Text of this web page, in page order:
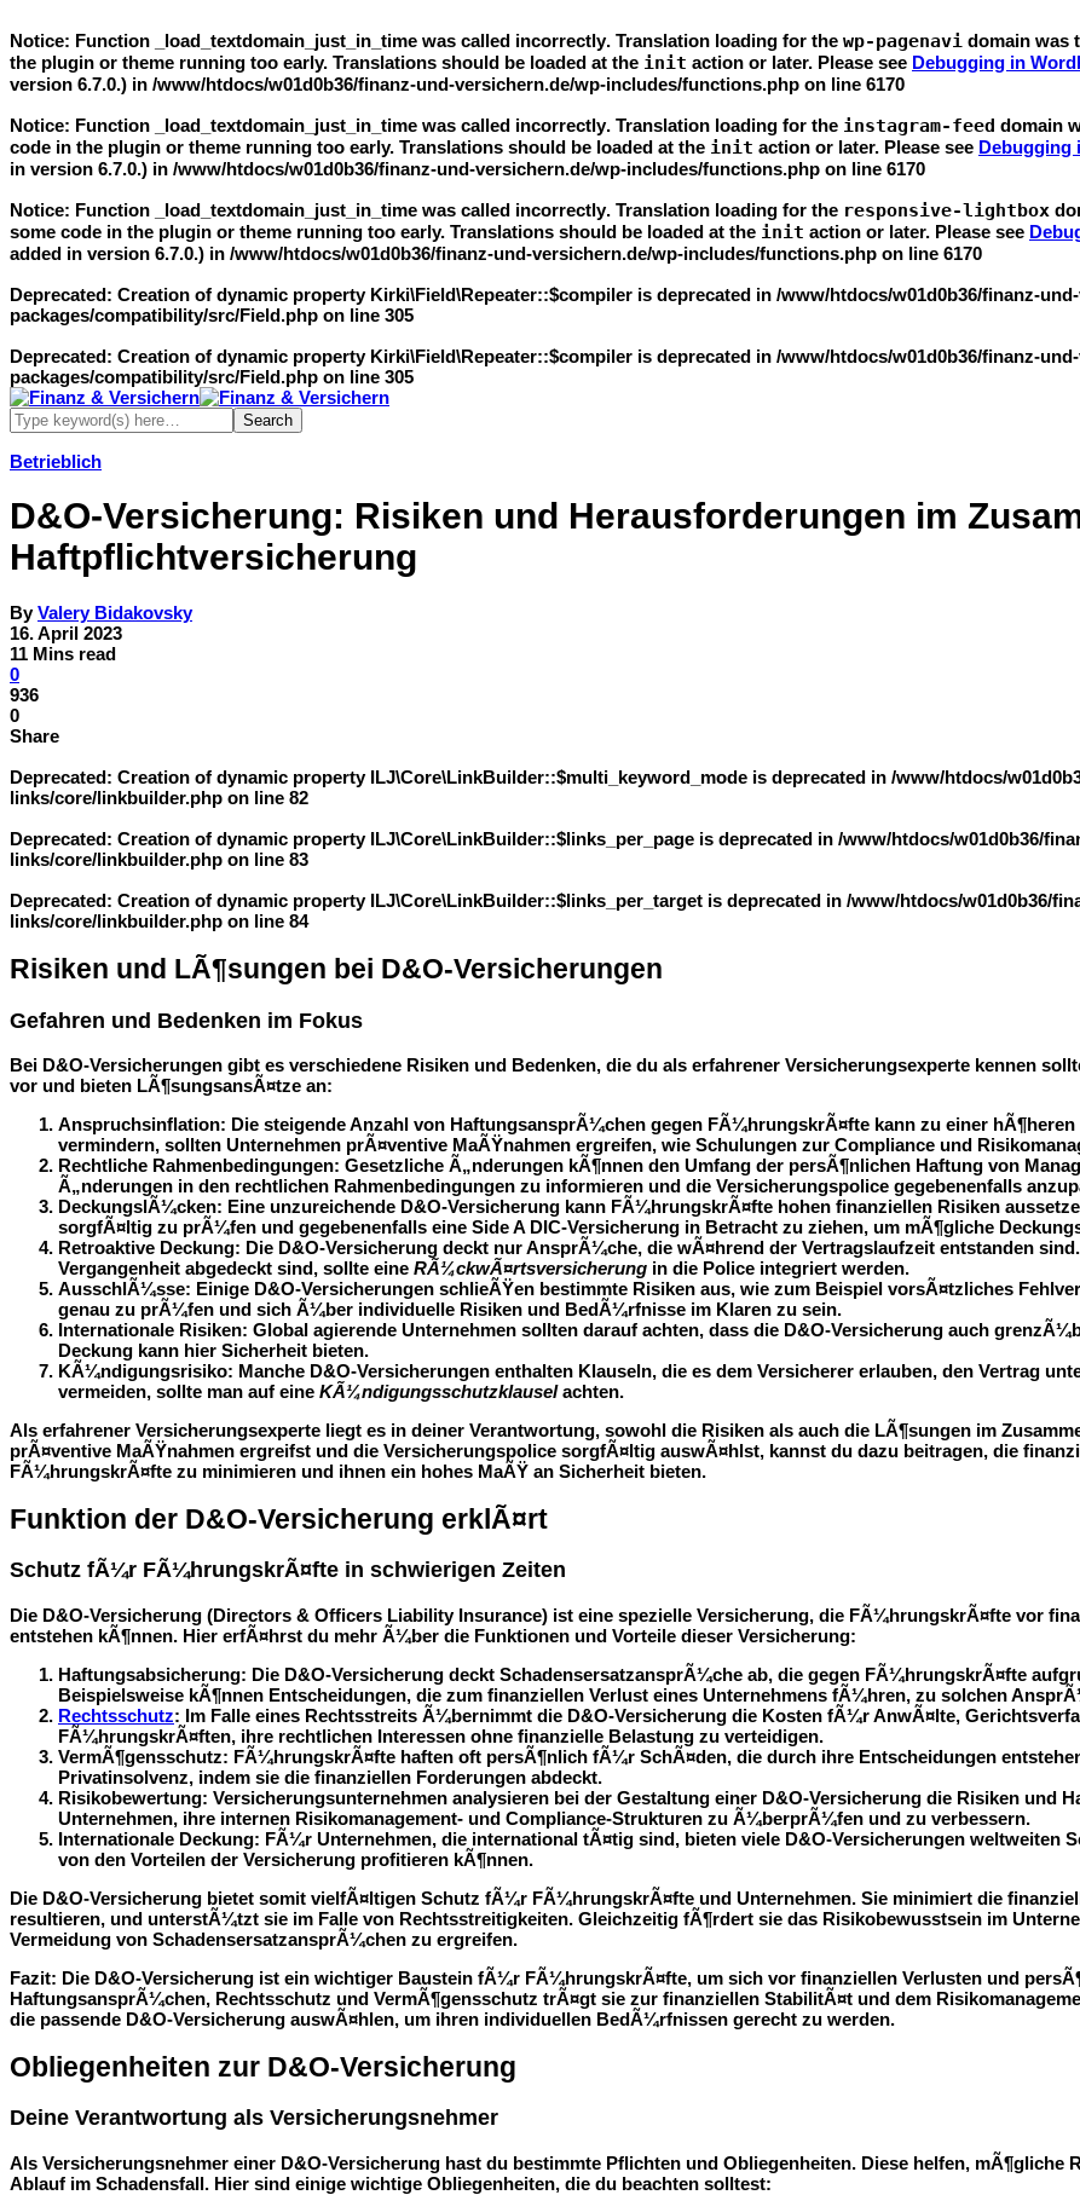
Notice: Function _load_textdomain_just_in_time was called incorrectly. Translation loading for the wp-pagenavi domain was
the plugin or theme running too early. Translations should be loaded at the init action or later. Please see Debugging in
version 6.7.0.) in /www/htdocs/w01d0b36/finanz-und-versichern.de/wp-includes/functions.php on line 6170
Notice: Function _load_textdomain_just_in_time was called incorrectly. Translation loading for the instagram-feed domain
code in the plugin or theme running too early. Translations should be loaded at the init action or later. Please see Debugging
in version 6.7.0.) in /www/htdocs/w01d0b36/finanz-und-versichern.de/wp-includes/functions.php on line 6170
Notice: Function _load_textdomain_just_in_time was called incorrectly. Translation loading for the responsive-lightbox
some code in the plugin or theme running too early. Translations should be loaded at the init action or later. Please see
added in version 6.7.0.) in /www/htdocs/w01d0b36/finanz-und-versichern.de/wp-includes/functions.php on line 6170
Deprecated: Creation of dynamic property Kirki\Field\Repeater::$compiler is deprecated in /www/htdocs/w01d0b36/finanz-
packages/compatibility/src/Field.php on line 305
Deprecated: Creation of dynamic property Kirki\Field\Repeater::$compiler is deprecated in /www/htdocs/w01d0b36/finanz-
packages/compatibility/src/Field.php on line 305
Betrieblich
D&O-Versicherung: Risiken und Herausforderungen im
Haftpflichtversicherung
ByValery Bidakovsky
16. April 2023
11 Mins read
0
936
0
Share
Deprecated: Creation of dynamic property ILJ\Core\LinkBuilder::$multi_keyword_mode is deprecated in /www/htdocs/
links/core/linkbuilder.php on line 82
Deprecated: Creation of dynamic property ILJ\Core\LinkBuilder::$links_per_page is deprecated in /www/htdocs/w01d0b36/
links/core/linkbuilder.php on line 83
Deprecated: Creation of dynamic property ILJ\Core\LinkBuilder::$links_per_target is deprecated in /www/htdocs/w01d0b36/
links/core/linkbuilder.php on line 84
Risiken und LÃ¶sungen bei D&O-Versicherungen
Gefahren und Bedenken im Fokus
Bei D&O-Versicherungen gibt es verschiedene Risiken und Bedenken, die du als erfahrener Versicherungsexperte kennen
vor und bieten LÃ¶sungsansÃ¤tze an:
Anspruchsinflation: Die steigende Anzahl von HaftungsansprÃ¼chen gegen FÃ¼hrungskrÃ¤fte kann zu einer
vermindern, sollten Unternehmen prÃ¤ventive MaÃŸnahmen ergreifen, wie Schulungen zur Compliance und
Rechtliche Rahmenbedingungen: Gesetzliche Ã„nderungen kÃ¶nnen den Umfang der persÃ¶nlichen Haftung von
Ã„nderungen in den rechtlichen Rahmenbedingungen zu informieren und die Versicherungspolice gegebenenfalls
DeckungslÃ¼cken: Eine unzureichende D&O-Versicherung kann FÃ¼hrungskrÃ¤fte hohen finanziellen Risiken
sorgfÃ¤ltig zu prÃ¼fen und gegebenenfalls eine Side A DIC-Versicherung in Betracht zu ziehen, um mÃ¶gliche
Retroaktive Deckung: Die D&O-Versicherung deckt nur AnsprÃ¼che, die wÃ¤hrend der Vertragslaufzeit entstanden
Vergangenheit abgedeckt sind, sollte eine RÃ¼ckwÃ¤rtsversicherung in die Police integriert werden.
AusschlÃ¼sse: Einige D&O-Versicherungen schlieÃŸen bestimmte Risiken aus, wie zum Beispiel vorsÃ¤tzliches
genau zu prÃ¼fen und sich Ã¼ber individuelle Risiken und BedÃ¼rfnisse im Klaren zu sein.
Internationale Risiken: Global agierende Unternehmen sollten darauf achten, dass die D&O-Versicherung auch
Deckung kann hier Sicherheit bieten.
KÃ¼ndigungsrisiko: Manche D&O-Versicherungen enthalten Klauseln, die es dem Versicherer erlauben, den Vertrag
vermeiden, sollte man auf eine KÃ¼ndigungsschutzklauselachten.
Als erfahrener Versicherungsexperte liegt es in deiner Verantwortung, sowohl die Risiken als auch die LÃ¶sungen im
prÃ¤ventive MaÃŸnahmen ergreifst und die Versicherungspolice sorgfÃ¤ltig auswÃ¤hlst, kannst du dazu beitragen, die
FÃ¼hrungskrÃ¤fte zu minimieren und ihnen ein hohes MaÃŸ an Sicherheit bieten.
Funktion der D&O-Versicherung erklÃ¤rt
Schutz fÃ¼r FÃ¼hrungskrÃ¤fte in schwierigen Zeiten
Die D&O-Versicherung (Directors & Officers Liability Insurance) ist eine spezielle Versicherung, die FÃ¼hrungskrÃ¤fte vor
entstehen kÃ¶nnen. Hier erfÃ¤hrst du mehr Ã¼ber die Funktionen und Vorteile dieser Versicherung:
Haftungsabsicherung: Die D&O-Versicherung deckt SchadensersatzansprÃ¼che ab, die gegen FÃ¼hrungskrÃ¤fte
Beispielsweise kÃ¶nnen Entscheidungen, die zum finanziellen Verlust eines Unternehmens fÃ¼hren, zu solchen
Rechtsschutz: Im Falle eines Rechtsstreits Ã¼bernimmt die D&O-Versicherung die Kosten fÃ¼r AnwÃ¤lte,
FÃ¼hrungskrÃ¤ften, ihre rechtlichen Interessen ohne finanzielle Belastung zu verteidigen.
VermÃ¶gensschutz: FÃ¼hrungskrÃ¤fte haften oft persÃ¶nlich fÃ¼r SchÃ¤den, die durch ihre Entscheidungen
Privatinsolvenz, indem sie die finanziellen Forderungen abdeckt.
Risikobewertung: Versicherungsunternehmen analysieren bei der Gestaltung einer D&O-Versicherung die Risiken und
Unternehmen, ihre internen Risikomanagement- und Compliance-Strukturen zu Ã¼berprÃ¼fen und zu verbessern.
Internationale Deckung: FÃ¼r Unternehmen, die international tÃ¤tig sind, bieten viele D&O-Versicherungen weltweiten
von den Vorteilen der Versicherung profitieren kÃ¶nnen.
Die D&O-Versicherung bietet somit vielfÃ¤ltigen Schutz fÃ¼r FÃ¼hrungskrÃ¤fte und Unternehmen. Sie minimiert die
resultieren, und unterstÃ¼tzt sie im Falle von Rechtsstreitigkeiten. Gleichzeitig fÃ¶rdert sie das Risikobewusstsein im
Vermeidung von SchadensersatzansprÃ¼chen zu ergreifen.
Fazit: Die D&O-Versicherung ist ein wichtiger Baustein fÃ¼r FÃ¼hrungskrÃ¤fte, um sich vor finanziellen Verlusten und
HaftungsansprÃ¼chen, Rechtsschutz und VermÃ¶gensschutz trÃ¤gt sie zur finanziellen StabilitÃ¤t und dem
die passende D&O-Versicherung auswÃ¤hlen, um ihren individuellen BedÃ¼rfnissen gerecht zu werden.
Obliegenheiten zur D&O-Versicherung
Deine Verantwortung als Versicherungsnehmer
Als Versicherungsnehmer einer D&O-Versicherung hast du bestimmte Pflichten und Obliegenheiten. Diese helfen,
Ablauf im Schadensfall. Hier sind einige wichtige Obliegenheiten, die du beachten solltest: